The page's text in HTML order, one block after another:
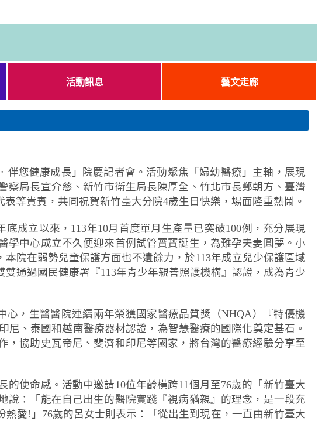
活動訊息 藝文走廊
您健康成長」院慶記者會。活動聚焦「婦幼醫療」主軸，展現
局長宣介慈、新竹市衛生局長陳厚全、竹北市長鄭朝方、臺灣
等貴賓，共同祝賀新竹臺大分院4歲生日快樂，場面隆重熱鬧。
成立以來，113年10月首度單月生產量已突破100例，充分展現
學中心成立不久便迎來首例試管寶寶誕生，為難孕夫妻圓夢。小
院在弱勢兒童保護方面也不遺餘力，於113年成立兒少保護區域
通過國民健康署『113年青少年親善照護機構』認證，成為青少
，生醫醫院連續兩年榮獲國家醫療品質獎（NHQA）『特優機
、泰國和越南醫療器材認證，為智慧醫療的國際化奠定基石。
協助史瓦帝尼、斐濟和印尼等國家，將台灣的醫療經驗分享至
使命感。活動中邀請10位年齡橫跨11個月至76歲的「新竹臺大
：「能在自己出生的醫院實踐『視病猶親』的理念，是一段充
愛!」76歲的呂女士則表示：「從出生到現在，一直由新竹臺大